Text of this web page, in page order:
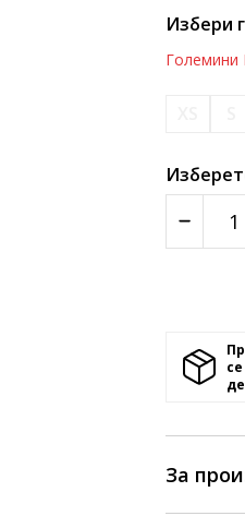
Избери
Големини
За